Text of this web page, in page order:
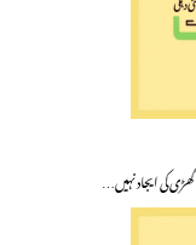
کی ایجاد نہیں…